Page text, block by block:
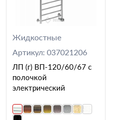
Жидкостные
Артикул: 037021206
ЛП (г) ВП-120/60/67 с
полочкой
электрический